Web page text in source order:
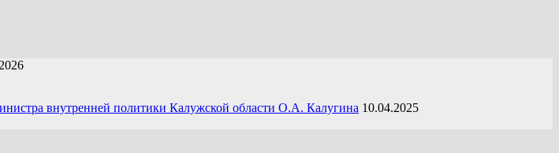
внутренней политики Калужской области О.А. Калугина 10.04.2025